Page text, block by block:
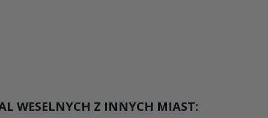
WESELNYCH Z INNYCH MIAST: